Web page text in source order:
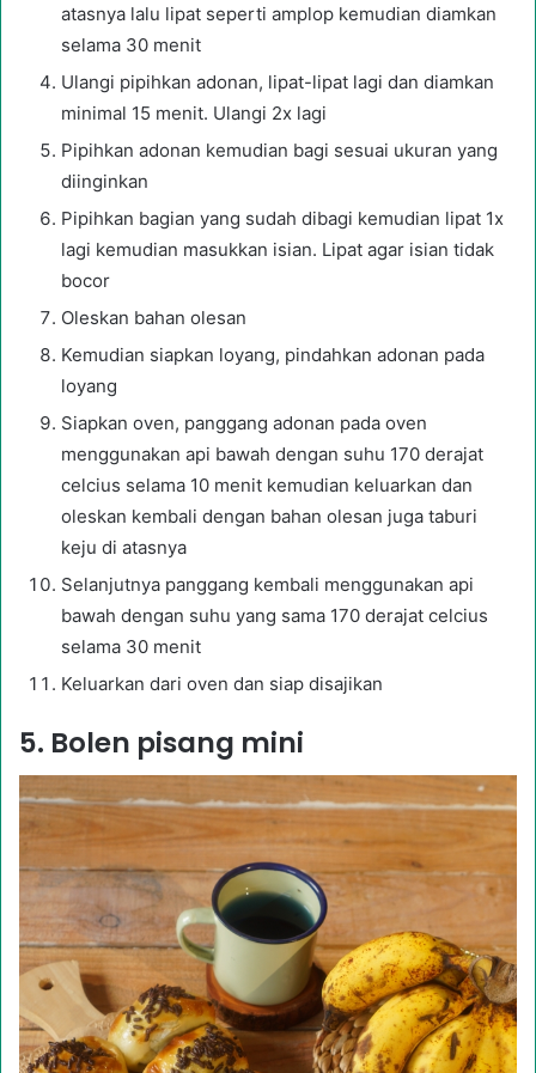
atasnya lalu lipat seperti amplop kemudian diamkan
selama 30 menit
Ulangi pipihkan adonan, lipat-lipat lagi dan diamkan
minimal 15 menit. Ulangi 2x lagi
Pipihkan adonan kemudian bagi sesuai ukuran yang
diinginkan
Pipihkan bagian yang sudah dibagi kemudian lipat 1x
lagi kemudian masukkan isian. Lipat agar isian tidak
bocor
Oleskan bahan olesan
Kemudian siapkan loyang, pindahkan adonan pada
loyang
Siapkan oven, panggang adonan pada oven
menggunakan api bawah dengan suhu 170 derajat
celcius selama 10 menit kemudian keluarkan dan
oleskan kembali dengan bahan olesan juga taburi
keju di atasnya
Selanjutnya panggang kembali menggunakan api
bawah dengan suhu yang sama 170 derajat celcius
selama 30 menit
Keluarkan dari oven dan siap disajikan
5. Bolen pisang mini